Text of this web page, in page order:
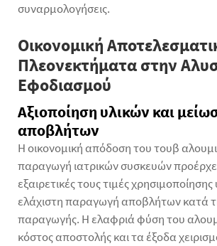
συναρμολογήσεις.
Οικονομική
Πλεονεκτήματα στην
Εφοδιασμού
Αξιοποίηση υλικών και
αποβλήτων
Η οικονομική απόδοση τουτουβ
παραγωγή ιατρικών συσκευών
εξαιρετικές τους τιμές χρησιμοποίησης
ελάχιστη παραγωγή αποβλήτων κατά
παραγωγής. Η ελαφριά φύση του
κόστος αποστολής και τα έξοδα